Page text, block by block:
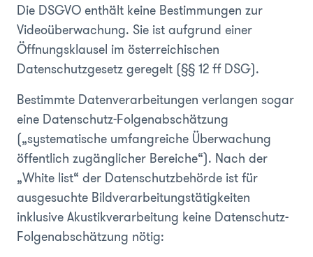
Die DSGVO enthält keine Bestimmungen zur
Videoüberwachung. Sie ist aufgrund einer
Öffnungsklausel im österreichischen
Datenschutzgesetz geregelt (§§ 12 ff DSG).
Bestimmte Datenverarbeitungen verlangen sogar
eine Datenschutz-Folgenabschätzung
(„systematische umfangreiche Überwachung
öffentlich zugänglicher Bereiche“). Nach der
„White list“ der Datenschutzbehörde ist für
ausgesuchte Bildverarbeitungstätigkeiten
inklusive Akustikverarbeitung keine Datenschutz-
Folgenabschätzung nötig: